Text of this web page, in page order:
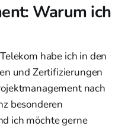
Warum ich
habe ich in den
und Zertifizierungen
nach
besonderen
ich möchte gerne